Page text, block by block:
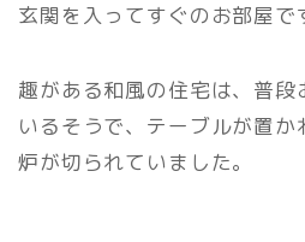
玄関を入ってすぐのお部屋で
趣がある和風の住宅は、普段
いるそうで、テーブルが置
炉が切られていました。